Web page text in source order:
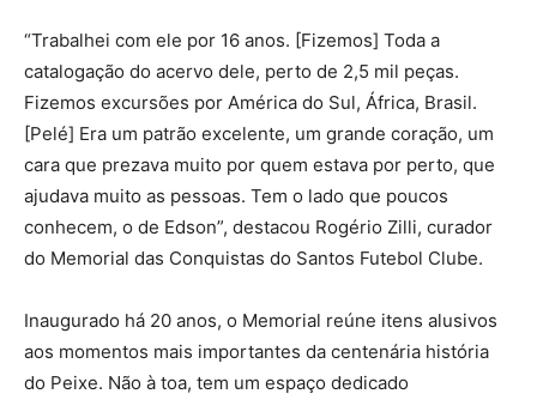
“Trabalhei com ele por 16 anos. [Fizemos] Toda a
catalogação do acervo dele, perto de 2,5 mil peças.
Fizemos excursões por América do Sul, África, Brasil.
[Pelé] Era um patrão excelente, um grande coração, um
cara que prezava muito por quem estava por perto, que
ajudava muito as pessoas. Tem o lado que poucos
conhecem, o de Edson”, destacou Rogério Zilli, curador
do Memorial das Conquistas do Santos Futebol Clube.
Inaugurado há 20 anos, o Memorial reúne itens alusivos
aos momentos mais importantes da centenária história
do Peixe. Não à toa, tem um espaço dedicado